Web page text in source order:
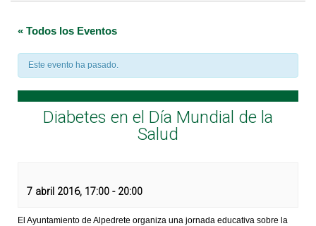
« Todos los Eventos
Este evento ha pasado.
Diabetes en el Día Mundial de la
Salud
7 abril 2016, 17:00 - 20:00
El Ayuntamiento de Alpedrete organiza una jornada educativa sobre la